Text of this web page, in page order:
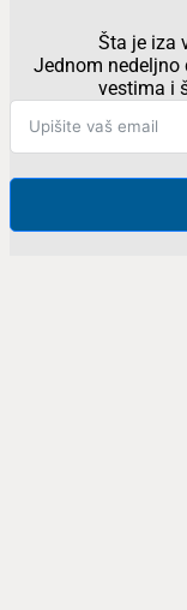
Šta je iza
Jednom nedeljno
vestima i